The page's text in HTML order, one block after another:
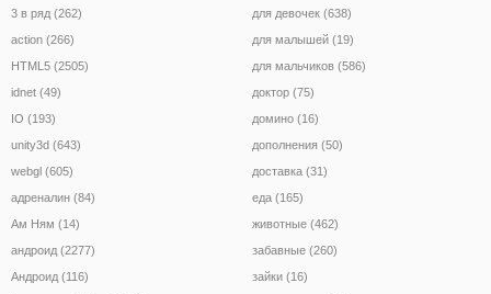
3 в ряд (262)
action (266)
HTML5 (2505)
idnet (49)
IO (193)
unity3d (643)
webgl (605)
адреналин (84)
Ам Ням (14)
андроид (2277)
Андроид (116)
для девочек (638)
для малышей (19)
для мальчиков (586)
доктор (75)
домино (16)
дополнения (50)
доставка (31)
еда (165)
животные (462)
забавные (260)
зайки (16)